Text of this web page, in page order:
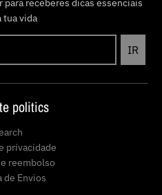
receberes dicas essenciais
tua vida
IR
politics
privacidade
reembolso
de Envios